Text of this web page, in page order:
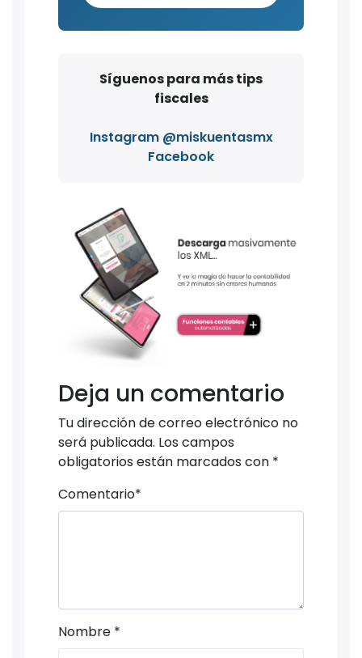
Síguenos para más tips
fiscales
Instagram @miskuentasmx
Facebook
Deja un comentario
Tu dirección de correo electrónico no
será publicada. Los campos
obligatorios están marcados con *
Comentario*
Nombre *